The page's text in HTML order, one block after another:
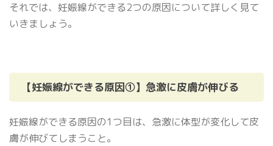
それでは、妊娠線ができる2つの原因について詳しく見て
いきましょう。
【妊娠線ができる原因①】急激に皮膚が伸びる
妊娠線ができる原因の1つ目は、急激に体型が変化して皮
膚が伸びてしまうこと。